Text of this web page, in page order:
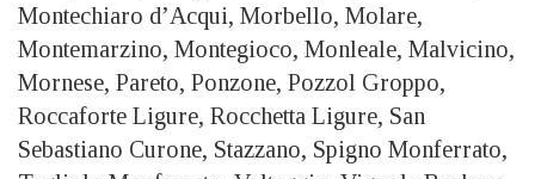
Montechiaro d’Acqui, Morbello, Molare,
Montemarzino, Montegioco, Monleale, Malvicino,
Mornese, Pareto, Ponzone, Pozzol Groppo,
Roccaforte Ligure, Rocchetta Ligure, San
Sebastiano Curone, Stazzano, Spigno Monferrato,